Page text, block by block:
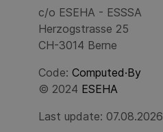
c/o ESEHA - ESSSA
Herzogstrasse 25
CH-3014 Berne
Code: Computed·By
© 2024 ESEHA
Last update: 07.08.2026